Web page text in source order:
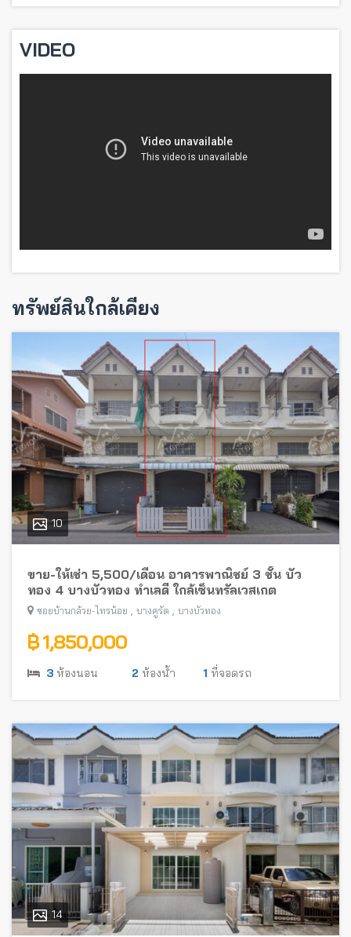
VIDEO
ทรัพย์สินใกล้เคียง
10
ขาย-ให้เช่า 5,500/เดือน อาคารพาณิชย์ 3 ชั้น บัว
ทอง 4 บางบัวทอง ทำเลดี ใกล้เซ็นทรัลเวสเกต
ซอยบ้านกล้วย-ไทรน้อย , บางคูรัด , บางบัวทอง
฿ 1,850,000
3 ห้องนอน 2 ห้องน้ำ 1 ที่จอดรถ
14